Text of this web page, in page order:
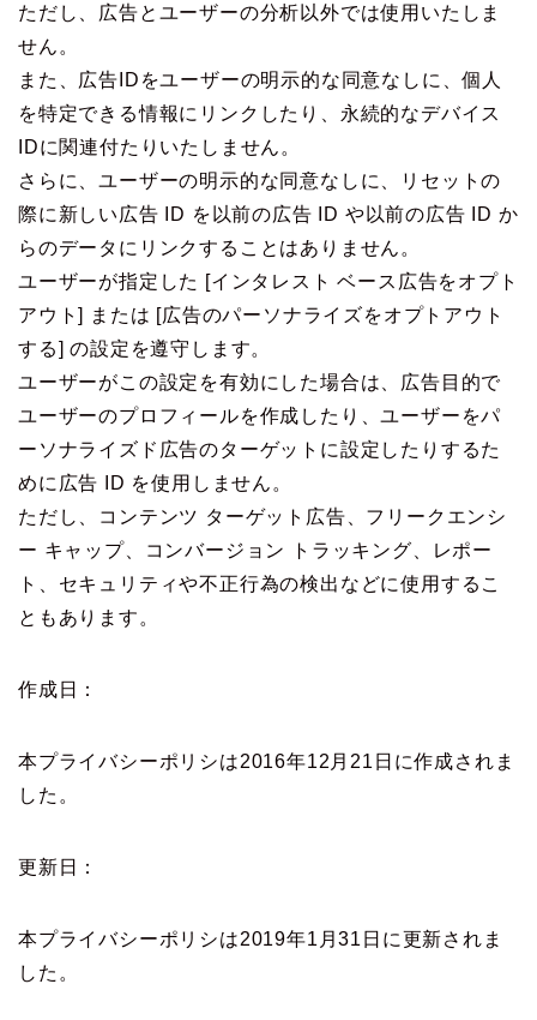
ただし、広告とユーザーの分析以外では使用いたしま
せん。
また、広告IDをユーザーの明示的な同意なしに、個人
を特定できる情報にリンクしたり、永続的なデバイス
IDに関連付たりいたしません。
さらに、ユーザーの明示的な同意なしに、リセットの
際に新しい広告 ID を以前の広告 ID や以前の広告 ID か
らのデータにリンクすることはありません。
ユーザーが指定した [インタレスト ベース広告をオプト
アウト] または [広告のパーソナライズをオプトアウト
する] の設定を遵守します。
ユーザーがこの設定を有効にした場合は、広告目的で
ユーザーのプロフィールを作成したり、ユーザーをパ
ーソナライズド広告のターゲットに設定したりするた
めに広告 ID を使用しません。
ただし、コンテンツ ターゲット広告、フリークエンシ
ー キャップ、コンバージョン トラッキング、レポー
ト、セキュリティや不正行為の検出などに使用するこ
ともあります。
作成日：
本プライバシーポリシは2016年12月21日に作成されま
した。
更新日：
本プライバシーポリシは2019年1月31日に更新されま
した。
上田公式メルマガ